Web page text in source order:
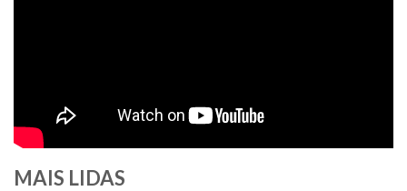
MAIS LIDAS